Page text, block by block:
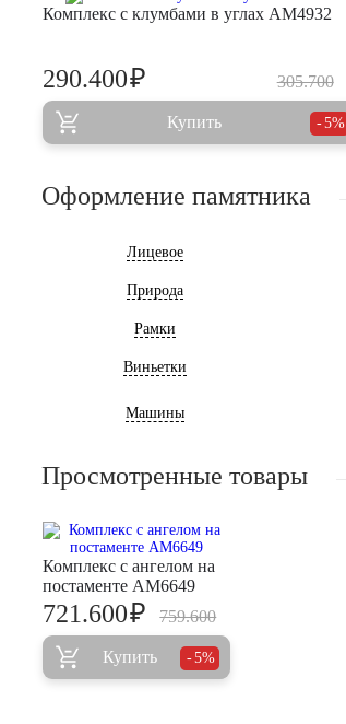
Комплекс с клумбами в углах AM4932
305.700
290.400₽
Купить 5%
Оформление памятника
Лицевое
Природа
Рамки
Виньетки
Машины
Просмотренные товары
Комплекс с ангелом на
постаменте AM6649
759.600
721.600₽
Купить 5%